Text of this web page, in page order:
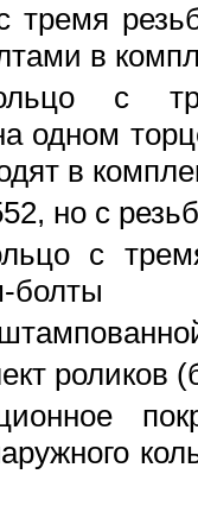
тремя
в
с
одном
в
но с
с
болты
роликов